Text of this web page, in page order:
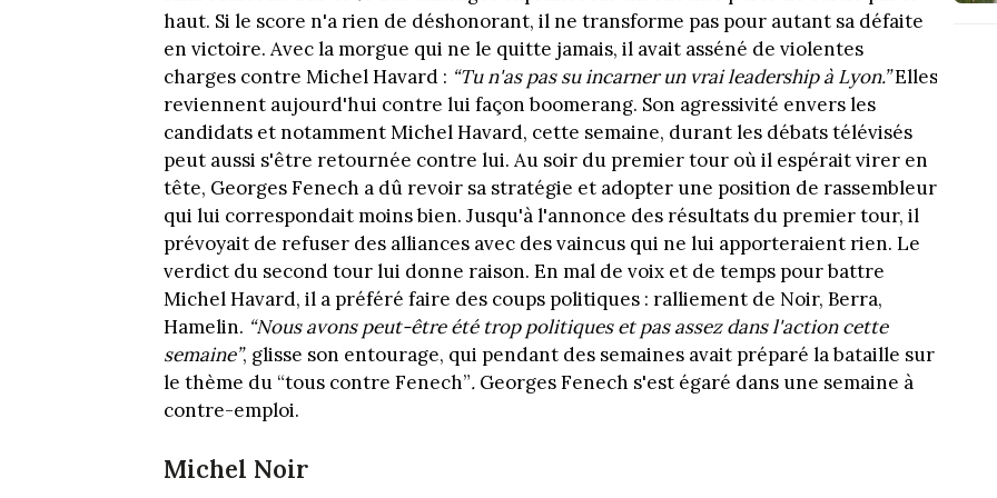
haut. Si le score n'a rien de déshonorant, il ne transforme pas pour autant sa défaite
en victoire. Avec la morgue qui ne le quitte jamais, il avait asséné de violentes
charges contre Michel Havard : “Tu n'as pas su incarner un vrai leadership à Lyon.”Elles
reviennent aujourd'hui contre lui façon boomerang. Son agressivité envers les
candidats et notamment Michel Havard, cette semaine, durant les débats télévisés
peut aussi s'être retournée contre lui. Au soir du premier tour où il espérait virer en
tête, Georges Fenech a dû revoir sa stratégie et adopter une position de rassembleur
qui lui correspondait moins bien. Jusqu'à l'annonce des résultats du premier tour, il
prévoyait de refuser des alliances avec des vaincus qui ne lui apporteraient rien. Le
verdict du second tour lui donne raison. En mal de voix et de temps pour battre
Michel Havard, il a préféré faire des coups politiques : ralliement de Noir, Berra,
Hamelin. “Nous avons peut-être été trop politiques et pas assez dans l'action cette
semaine”, glisse son entourage, qui pendant des semaines avait préparé la bataille sur
le thème du “tous contre Fenech”. Georges Fenech s'est égaré dans une semaine à
contre-emploi.
Michel Noir